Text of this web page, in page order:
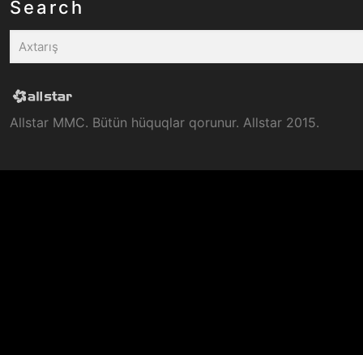
Search
Allstar MMC. Bütün hüquqlar qorunur. Allstar 2015.